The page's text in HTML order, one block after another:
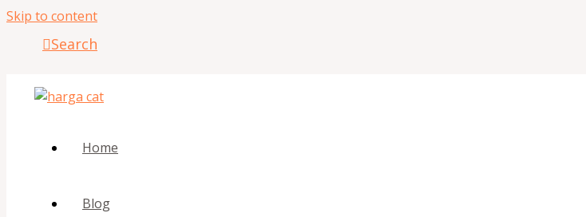
Skip to content
Search
Home
Blog